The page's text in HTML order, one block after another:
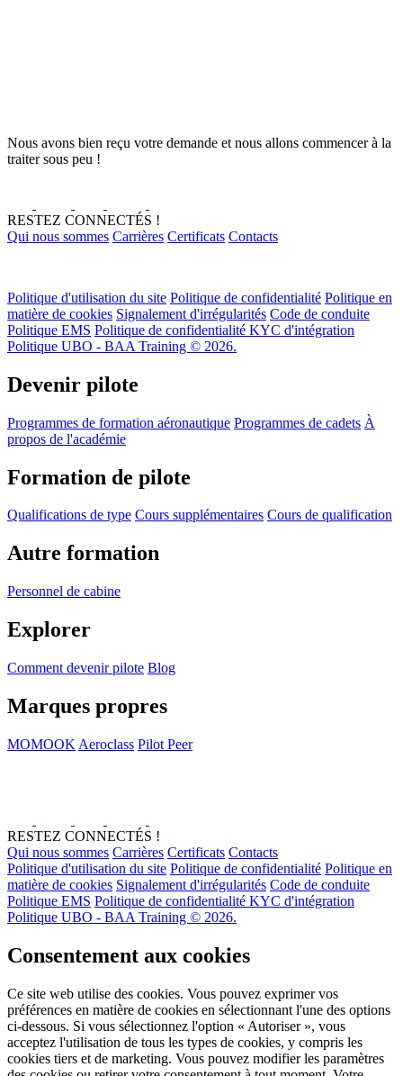
Nous avons bien reçu votre demande et nous allons commencer à la
traiter sous peu !
RESTEZ CONNECTÉS !
Qui nous sommes Carrières Certificats Contacts
Politique d'utilisation du site Politique de confidentialité Politique en
matière de cookies Signalement d'irrégularités Code de conduite
Politique EMS Politique de confidentialité KYC d'intégration
Politique UBO - BAA Training © 2026.
Devenir pilote
Programmes de formation aéronautique Programmes de cadets À
propos de l'académie
Formation de pilote
Qualifications de type Cours supplémentaires Cours de qualification
Autre formation
Personnel de cabine
Explorer
Comment devenir pilote Blog
Marques propres
MOMOOK Aeroclass Pilot Peer
RESTEZ CONNECTÉS !
Qui nous sommes Carrières Certificats Contacts
Politique d'utilisation du site Politique de confidentialité Politique en
matière de cookies Signalement d'irrégularités Code de conduite
Politique EMS Politique de confidentialité KYC d'intégration
Politique UBO - BAA Training © 2026.
Consentement aux cookies
Ce site web utilise des cookies. Vous pouvez exprimer vos
préférences en matière de cookies en sélectionnant l'une des options
ci-dessous. Si vous sélectionnez l'option « Autoriser », vous
acceptez l'utilisation de tous les types de cookies, y compris les
cookies tiers et de marketing. Vous pouvez modifier les paramètres